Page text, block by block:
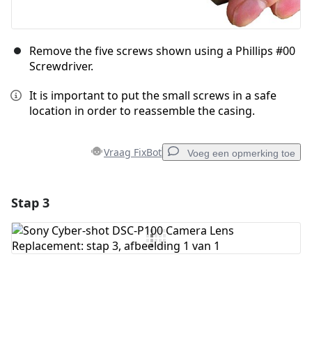
Remove the five screws shown using a Phillips #00
Screwdriver.
It is important to put the small screws in a safe
location in order to reassemble the casing.
Vraag FixBot Voeg een opmerking toe
Voeg opmerking toe
Stap 3